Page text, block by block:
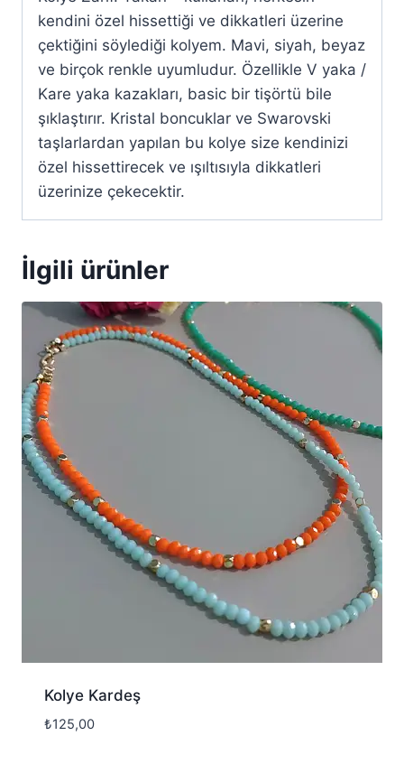
kendini özel hissettiği ve dikkatleri üzerine
çektiğini söylediği kolyem. Mavi, siyah, beyaz
ve birçok renkle uyumludur. Özellikle V yaka /
Kare yaka kazakları, basic bir tişörtü bile
şıklaştırır. Kristal boncuklar ve Swarovski
taşlarlardan yapılan bu kolye size kendinizi
özel hissettirecek ve ışıltısıyla dikkatleri
üzerinize çekecektir.
İlgili ürünler
Kolye Kardeş
₺125,00